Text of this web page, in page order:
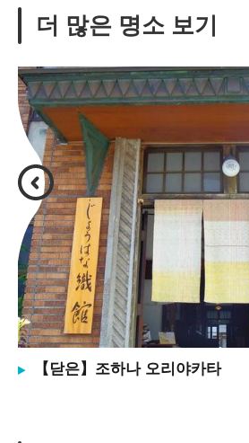
더 많은 명소 보기
【닫은】조하나 오리야카타